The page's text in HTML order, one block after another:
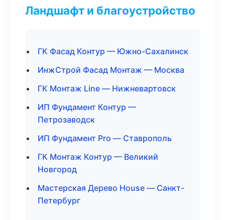
Ландшафт и благоустройство
ГК Фасад Контур — Южно-Сахалинск
ИнжСтрой Фасад Монтаж — Москва
ГК Монтаж Line — Нижневартовск
ИП Фундамент Контур —
Петрозаводск
ИП Фундамент Pro — Ставрополь
ГК Монтаж Контур — Великий
Новгород
Мастерская Дерево House — Санкт-
Петербург